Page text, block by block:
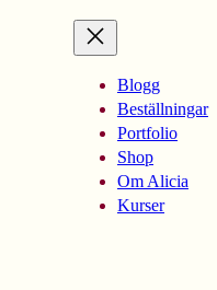
Blogg
Beställningar
Portfolio
Shop
Om Alicia
Kurser